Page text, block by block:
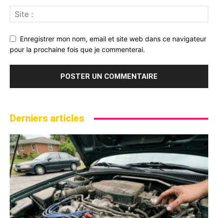
Enregistrer mon nom, email et site web dans ce navigateur
pour la prochaine fois que je commenterai.
Derniers articles